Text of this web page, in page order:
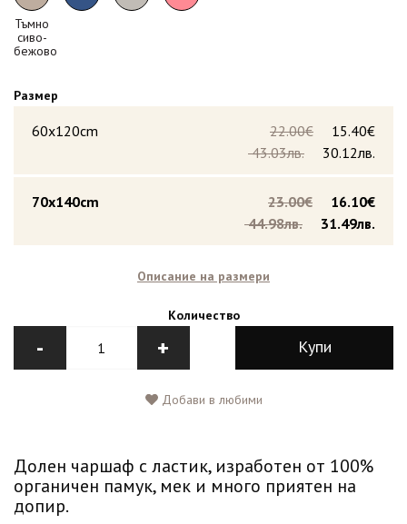
Тъмно
сиво-
бежово
Размер
60x120cm 15.40€
22.00€
30.12лв.
43.03лв.
70x140cm 16.10€
23.00€
31.49лв.
44.98лв.
Описание на размери
Количество
- + Купи
Добави в любими
Долен чаршаф с ластик, изработен от 100%
органичен памук, мек и много приятен на
допир.